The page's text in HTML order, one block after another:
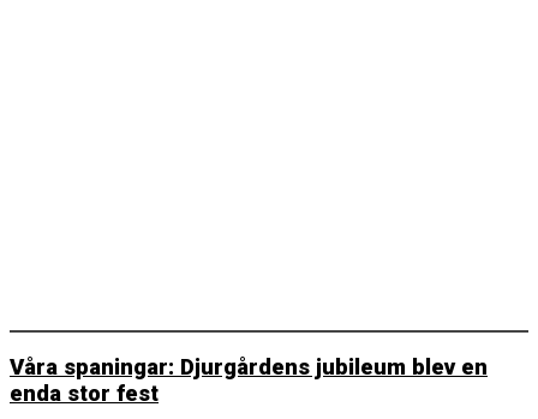
Våra spaningar: Djurgårdens jubileum blev en
enda stor fest